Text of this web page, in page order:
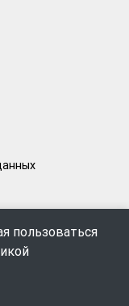
пользоваться